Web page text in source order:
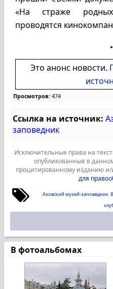
«На страже
проводятся
Это анонс новости.
Просмотров: 474
Ссылка на источник:
заповедник
Исключительные права на
опубликованные в
процитированному изданию и/
для
Азовский музей-заповедник
В фотоальбомах